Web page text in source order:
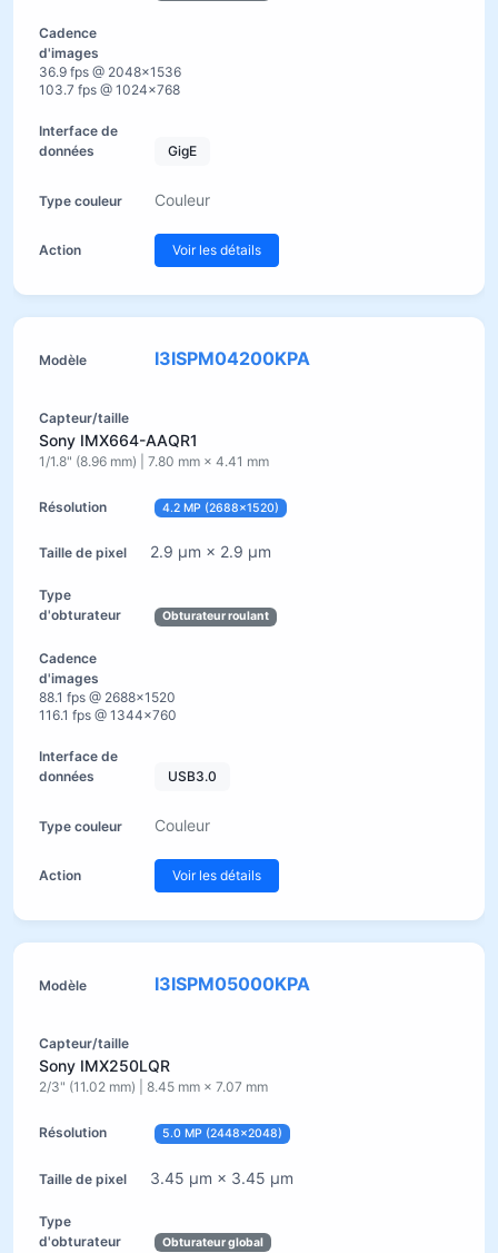
36.9 fps @ 2048×1536
103.7 fps @ 1024×768
GigE
Couleur
Voir les détails
I3ISPM04200KPA
Sony IMX664-AAQR1
1/1.8" (8.96 mm) | 7.80 mm × 4.41 mm
4.2 MP (2688×1520)
2.9 µm × 2.9 µm
Obturateur roulant
88.1 fps @ 2688×1520
116.1 fps @ 1344×760
USB3.0
Couleur
Voir les détails
I3ISPM05000KPA
Sony IMX250LQR
2/3" (11.02 mm) | 8.45 mm × 7.07 mm
5.0 MP (2448×2048)
3.45 µm × 3.45 µm
Obturateur global